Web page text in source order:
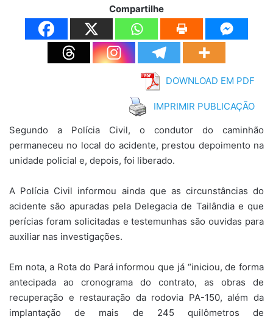
Compartilhe
DOWNLOAD EM PDF
IMPRIMIR PUBLICAÇÃO
Segundo a Polícia Civil, o condutor do caminhão
permaneceu no local do acidente, prestou depoimento na
unidade policial e, depois, foi liberado.
A Polícia Civil informou ainda que as circunstâncias do
acidente são apuradas pela Delegacia de Tailândia e que
perícias foram solicitadas e testemunhas são ouvidas para
auxiliar nas investigações.
Em nota, a Rota do Pará informou que já “iniciou, de forma
antecipada ao cronograma do contrato, as obras de
recuperação e restauração da rodovia PA-150, além da
implantação de mais de 245 quilômetros de